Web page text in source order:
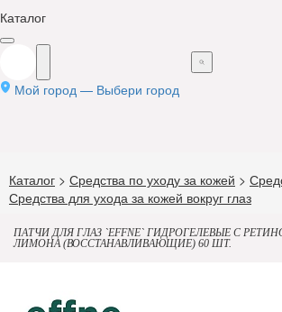
Каталог
Мой город — Выбери город
Каталог > Средства по уходу за кожей >
Средства для ухода за кожей вокруг глаз
ПАТЧИ ДЛЯ ГЛАЗ `EFFNE` ГИДРОГЕЛЕВЫЕ С
ЛИМОНА (ВОССТАНАВЛИВАЮЩИЕ) 60 ШТ.